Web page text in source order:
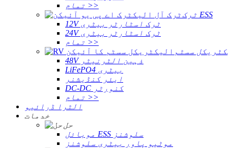
تمام >>
ٹرک ESS
12V ٹرک اسٹارٹر بیٹری
24V ٹرک اسٹارٹر بیٹری
تمام >>
سسٹم
48V ذہین الٹرنیٹر
LiFePO4 بیٹری
ایئر کنڈیشنر
DC-DC کنورٹر
تمام >>
الٹرا ڈرائیو
خدمات
حل
موبائل ESS سلوشنز
موٹیو پاور بیٹری سلوشنز